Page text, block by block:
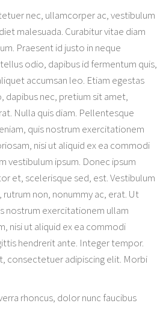
nec, ullamcorper ac, vestibulum
malesuada. Curabitur vitae diam
Praesent id justo in neque
odio, dapibus id fermentum quis,
accumsan leo. Etiam egestas
dapibus nec, pretium sit amet,
Nulla quis diam. Pellentesque
quis nostrum exercitationem
nisi ut aliquid ex ea commodi
vestibulum ipsum. Donec ipsum
et, scelerisque sed, est. Vestibulum
non, nonummy ac, erat. Ut
nostrum exercitationem ullam
nisi ut aliquid ex ea commodi
hendrerit ante. Integer tempor.
consectetuer adipiscing elit. Morbi
rhoncus, dolor nunc faucibus